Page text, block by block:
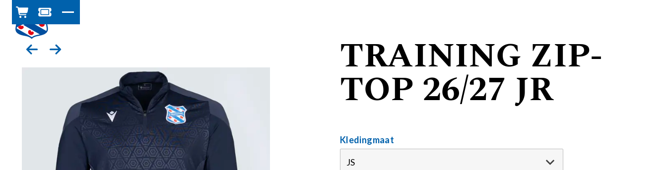
WINKELWAGEN
TICKETSHOP
TRAINING ZIP-
TOP 26/27 JR
Kledingmaat